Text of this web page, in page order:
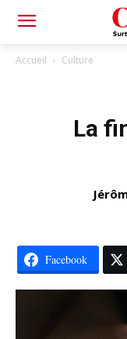
Accueil Culture
La
Facebook